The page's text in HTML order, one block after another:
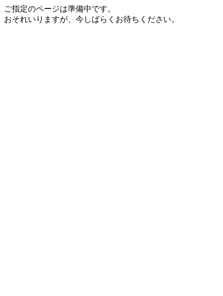
ご指定のページは準備中です。
おそれいりますが、今しばらくお待ちください。